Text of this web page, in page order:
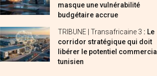
masque une vulnérabilité
budgétaire accrue
TRIBUNE | Transafricaine 3 : Le
corridor stratégique qui doit
libérer le potentiel commercial
tunisien